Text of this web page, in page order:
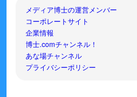
メディア博士の運営メンバー
コーポレートサイト
企業情報
博士.comチャンネル！
あな場チャンネル
プライバシーポリシー